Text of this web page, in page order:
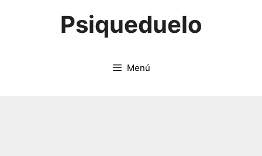
Psiqueduelo
Menú